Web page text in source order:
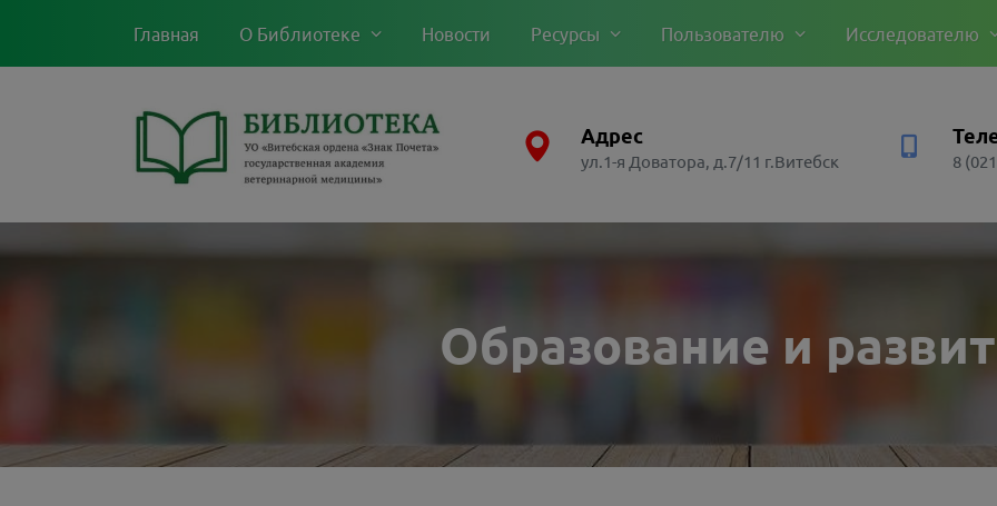
Главная О Библиотеке Новости Ресурсы Пользователю Исследователю
Адрес
ул.1-я Доватора, д.7/11 г.Витебск 8
Доступ к знаниям